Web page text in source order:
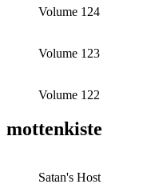
Volume 124
Volume 123
Volume 122
mottenkiste
Satan's Host